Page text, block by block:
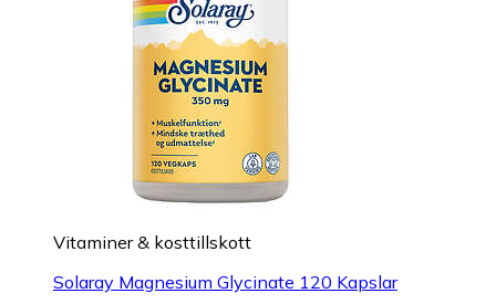
Vitaminer & kosttillskott
Solaray Magnesium Glycinate 120 Kapslar